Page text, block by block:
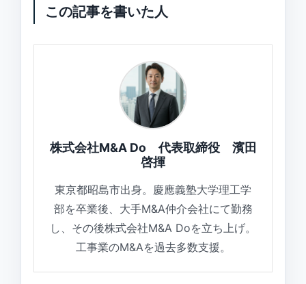
この記事を書いた人
株式会社M&A Do 代表取締役 濱田
啓揮
東京都昭島市出身。慶應義塾大学理工学
部を卒業後、大手M&A仲介会社にて勤務
し、その後株式会社M&A Doを立ち上げ。
工事業のM&Aを過去多数支援。